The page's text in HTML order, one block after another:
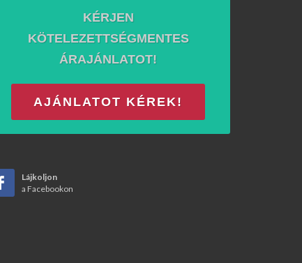
KÉRJEN
KÖTELEZETTSÉGMENTES
ÁRAJÁNLATOT!
AJÁNLATOT KÉREK!
Lájkoljon
a Facebookon